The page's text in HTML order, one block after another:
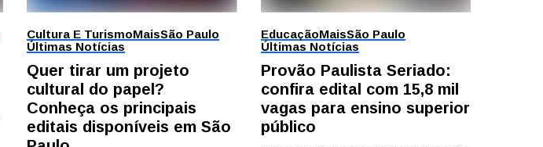
Cultura E TurismoMaisSão Paulo
Últimas Notícias
Quer tirar um projeto
cultural do papel?
Conheça os principais
editais disponíveis em São
EducaçãoMaisSão Paulo
Últimas Notícias
Provão Paulista Seriado:
confira edital com 15,8 mil
vagas para ensino superior
público